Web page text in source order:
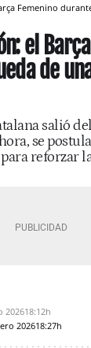
Femenino
el
de
salió
se
reforzar
202618:12h
202618:27h